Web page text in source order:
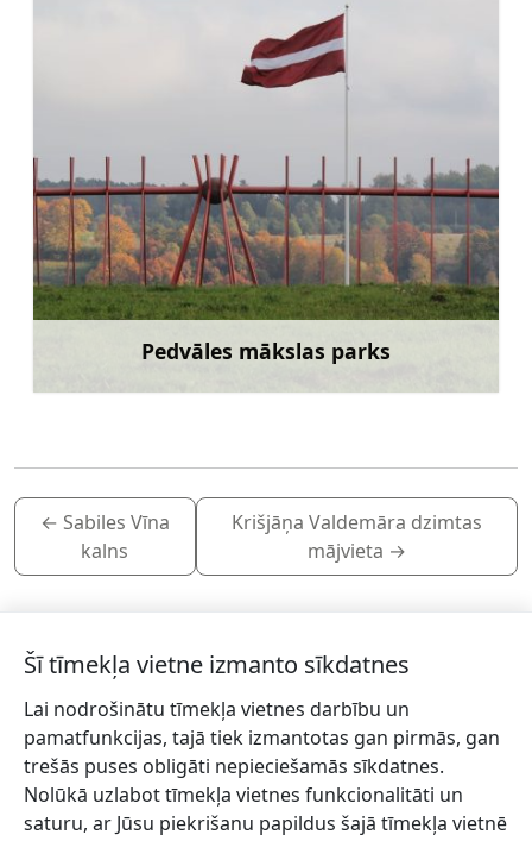
Pedvāles mākslas parks
Uzzināt vairāk
← Sabiles Vīna
kalns
Krišjāņa Valdemāra dzimtas
mājvieta →
Piesakies jaunumiem!
Pieraksties jaunumiem e-pastā un nepalaid garām
jaunākās aktualitātes.
Šī tīmekļa vietne izmanto sīkdatnes
Lai nodrošinātu tīmekļa vietnes darbību un
pamatfunkcijas, tajā tiek izmantotas gan pirmās, gan
trešās puses obligāti nepieciešamās sīkdatnes.
Nolūkā uzlabot tīmekļa vietnes funkcionalitāti un
saturu, ar Jūsu piekrišanu papildus šajā tīmekļa vietnē